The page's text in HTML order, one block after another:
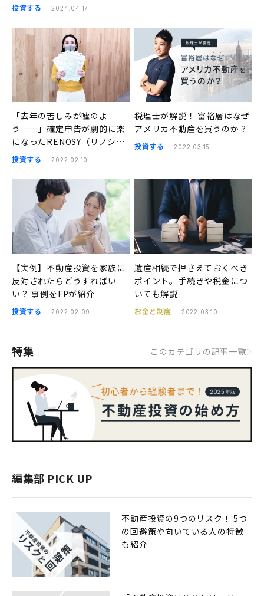
投資する 2024.04.17
「去年の苦しみが嘘のよ
う……」確定申告が劇的に楽
になったRENOSY（リノシ
ー）アプリ体験レポート！
投資する 2022.02.10
税理士が解説！ 富裕層はなぜ
アメリカ不動産を買うのか？
投資する 2022.03.15
【実例】不動産投資を家族に
反対されたらどうすればい
い？ 事例をFPが紹介
投資する 2022.02.09
遺産相続で押さえておくべき
ポイント。手続きや税金につ
いても解説
お金と制度 2022.03.10
特集 このカテゴリの記事一覧
編集部 PICK UP
不動産投資の9つのリスク！ 5つ
の回避策や向いている人の特徴
も紹介